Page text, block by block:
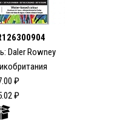
Daler Rowney
₽
₽